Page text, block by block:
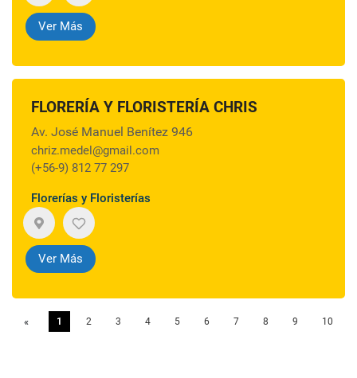
Ver Más
FLORERÍA Y FLORISTERÍA CHRIS
Av. José Manuel Benítez 946
chriz.medel@gmail.com
(+56-9) 812 77 297
Florerías y Floristerías
Ver Más
« Previous
1 2 3 4 5 6 7 8 9 10